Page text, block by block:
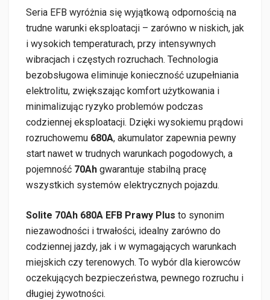
Seria EFB wyróżnia się wyjątkową odpornością na
trudne warunki eksploatacji – zarówno w niskich, jak
i wysokich temperaturach, przy intensywnych
wibracjach i częstych rozruchach. Technologia
bezobsługowa eliminuje konieczność uzupełniania
elektrolitu, zwiększając komfort użytkowania i
minimalizując ryzyko problemów podczas
codziennej eksploatacji. Dzięki wysokiemu prądowi
rozruchowemu 680A, akumulator zapewnia pewny
start nawet w trudnych warunkach pogodowych, a
pojemność 70Ah gwarantuje stabilną pracę
wszystkich systemów elektrycznych pojazdu.
Solite 70Ah 680A EFB Prawy Plus to synonim
niezawodności i trwałości, idealny zarówno do
codziennej jazdy, jak i w wymagających warunkach
miejskich czy terenowych. To wybór dla kierowców
oczekujących bezpieczeństwa, pewnego rozruchu i
długiej żywotności.